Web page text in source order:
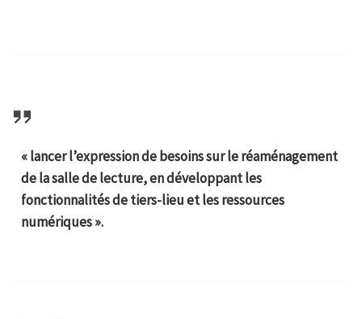
« lancer l’expression de besoins sur le réaménagement
de la salle de lecture, en développant les
fonctionnalités de tiers-lieu et les ressources
numériques ».